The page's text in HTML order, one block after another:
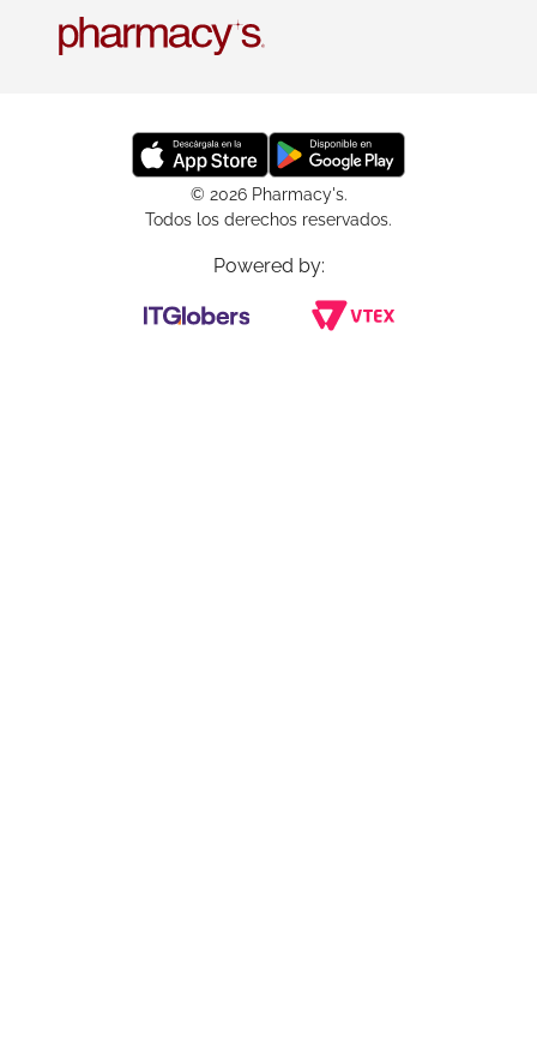
© 2026 Pharmacy's.
Todos los derechos reservados.
Powered by: